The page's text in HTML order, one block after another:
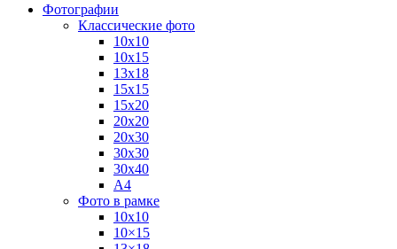
Фотографии
Классические фото
10х10
10х15
13х18
15х15
15х20
20х20
20х30
30х30
30х40
А4
Фото в рамке
10х10
10×15